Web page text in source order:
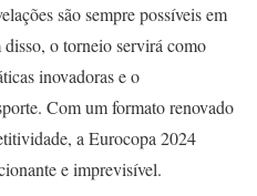
são sempre possíveis em
o torneio servirá como
inovadoras e o
Com um formato renovado
a Eurocopa 2024
e imprevisível.